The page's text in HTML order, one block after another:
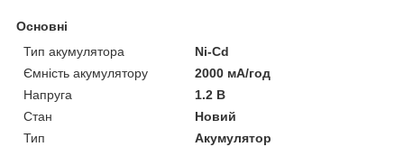
Основні
Тип акумулятора
Ni-Cd
Ємність акумулятору
2000 мА/год
Напруга
1.2 В
Стан
Новий
Тип
Акумулятор